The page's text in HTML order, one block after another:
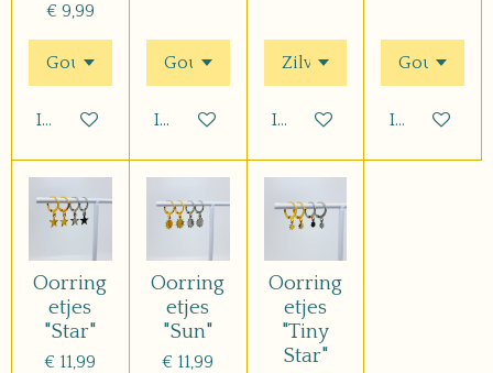
€ 9,99
In winkelwagenIn winkelwagenIn winkelwagenIn
Oorring
etjes
"Star"
€ 11,99
Oorring
etjes
"Sun"
€ 11,99
Oorring
etjes
"Tiny
Star"